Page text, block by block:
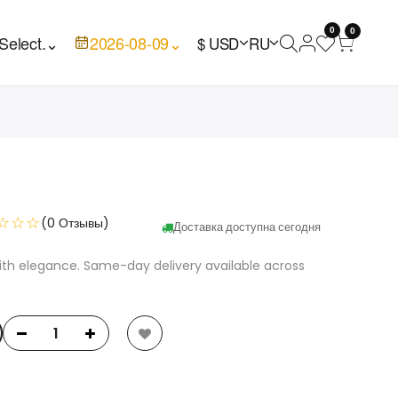
⌄ 2026-08-09⌄ $ USD RU
0 0
Доставка доступна сегодня
(0 Отзывы)
elegance. Same-day delivery available across